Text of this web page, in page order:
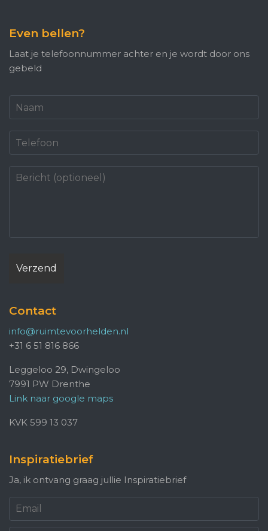
Even bellen?
Laat je telefoonnummer achter en je wordt door ons
gebeld
Contact
info@ruimtevoorhelden.nl
+31 6 51 816 866
Leggeloo 29, Dwingeloo
7991 PW Drenthe
Link naar google maps
KVK 599 13 037
Inspiratiebrief
Ja, ik ontvang graag jullie Inspiratiebrief